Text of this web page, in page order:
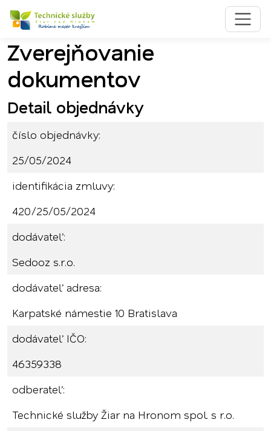
Preskočiť na obsah
Preskočiť na hlavné menu
Zverejňovanie
dokumentov
Detail objednávky
číslo objednávky:
25/05/2024
identifikácia zmluvy:
420/25/05/2024
dodávateľ:
Sedooz s.r.o.
dodávateľ adresa:
Karpatské námestie 10 Bratislava
dodávateľ IČO:
46359338
odberateľ:
Technické služby Žiar na Hronom spol. s r.o.